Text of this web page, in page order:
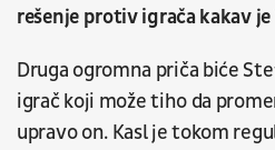
rešenje protiv igrača kakav
Druga ogromna priča biće
igrač koji može tiho da
upravo on. Kasl je tokom